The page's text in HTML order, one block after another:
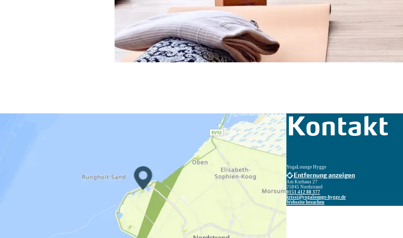
Kontakt
YogaLounge Hygge
Entfernung anzeigen
Am Kurhaus 27
25845 Nordstrand
0151 412 88 377
krissi@yogalounge-hygge.de
Webseite besuchen